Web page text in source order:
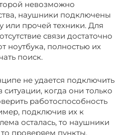
невозможно
наушники подключены
или прочей техники. Для
связи достаточно
ноутбука, полностью их
поиск.
не удается подключить
ситуации, когда они только
работоспособность
подключив их к
осталась, то наушники
проверяем пункты,